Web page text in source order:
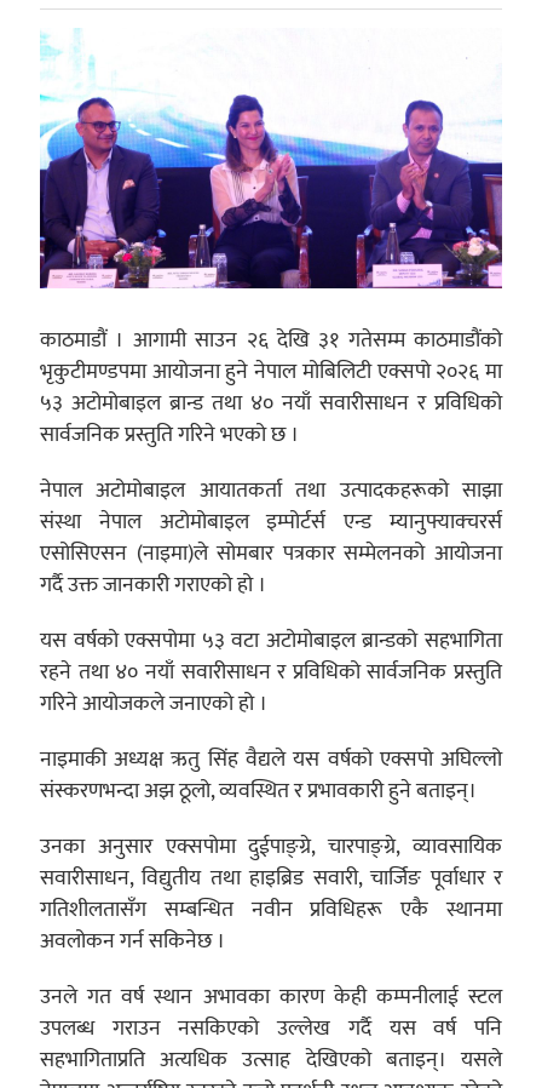
काठमाडौं । आगामी साउन २६ देखि ३१ गतेसम्म काठमाडौंको
भृकुटीमण्डपमा आयोजना हुने नेपाल मोबिलिटी एक्सपो २०२६ मा
५३ अटोमोबाइल ब्रान्ड तथा ४० नयाँ सवारीसाधन र प्रविधिको
सार्वजनिक प्रस्तुति गरिने भएको छ ।
नेपाल अटोमोबाइल आयातकर्ता तथा उत्पादकहरूको साझा
संस्था नेपाल अटोमोबाइल इम्पोर्टर्स एन्ड म्यानुफ्याक्चरर्स
एसोसिएसन (नाइमा)ले सोमबार पत्रकार सम्मेलनको आयोजना
गर्दै उक्त जानकारी गराएको हो ।
यस वर्षको एक्सपोमा ५३ वटा अटोमोबाइल ब्रान्डको सहभागिता
रहने तथा ४० नयाँ सवारीसाधन र प्रविधिको सार्वजनिक प्रस्तुति
गरिने आयोजकले जनाएको हो ।
नाइमाकी अध्यक्ष ऋतु सिंह वैद्यले यस वर्षको एक्सपो अघिल्लो
संस्करणभन्दा अझ ठूलो, व्यवस्थित र प्रभावकारी हुने बताइन्।
उनका अनुसार एक्सपोमा दुईपाङ्ग्रे, चारपाङ्ग्रे, व्यावसायिक
सवारीसाधन, विद्युतीय तथा हाइब्रिड सवारी, चार्जिङ पूर्वाधार र
गतिशीलतासँग सम्बन्धित नवीन प्रविधिहरू एकै स्थानमा
अवलोकन गर्न सकिनेछ ।
उनले गत वर्ष स्थान अभावका कारण केही कम्पनीलाई स्टल
उपलब्ध गराउन नसकिएको उल्लेख गर्दै यस वर्ष पनि
सहभागिताप्रति अत्यधिक उत्साह देखिएको बताइन्। यसले